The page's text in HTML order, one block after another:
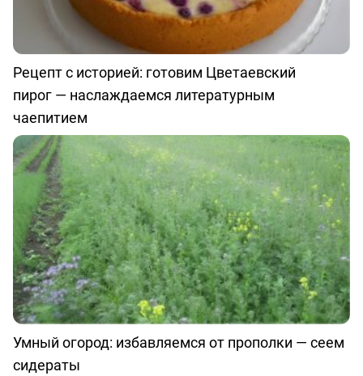
Рецепт с историей: готовим Цветаевский
пирог — наслаждаемся литературным
чаепитием
Умный огород: избавляемся от прополки — сеем
сидераты